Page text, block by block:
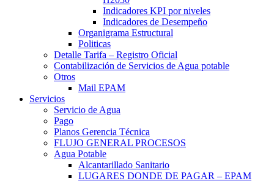
Indicadores KPI por niveles
Indicadores de Desempeño
Organigrama Estructural
Politicas
Detalle Tarifa – Registro Oficial
Contabilización de Servicios de Agua potable
Otros
Mail EPAM
Servicios
Servicio de Agua
Pago
Planos Gerencia Técnica
FLUJO GENERAL PROCESOS
Agua Potable
Alcantarillado Sanitario
LUGARES DONDE DE PAGAR – EPAM